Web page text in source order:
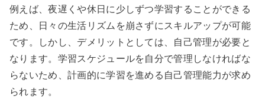
例えば、夜遅くや休日に少しずつ学習することができる
ため、日々の生活リズムを崩さずにスキルアップが可能
です。しかし、デメリットとしては、自己管理が必要と
なります。学習スケジュールを自分で管理しなければな
らないため、計画的に学習を進める自己管理能力が求め
られます。